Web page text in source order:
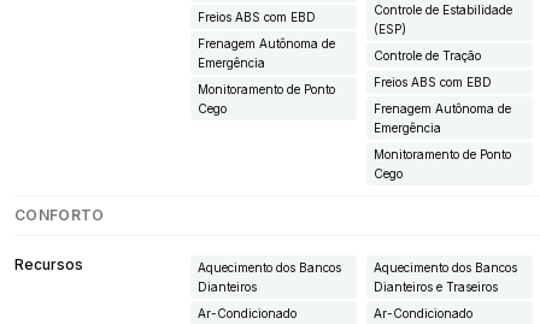
Freios ABS com EBD
Frenagem Autônoma de
Emergência
Monitoramento de Ponto
Cego
Controle de Estabilidade
(ESP)
Controle de Tração
Freios ABS com EBD
Frenagem Autônoma de
Emergência
Monitoramento de Ponto
Cego
CONFORTO
Recursos
Aquecimento dos Bancos
Dianteiros
Ar-Condicionado
Aquecimento dos Bancos
Dianteiros e Traseiros
Ar-Condicionado